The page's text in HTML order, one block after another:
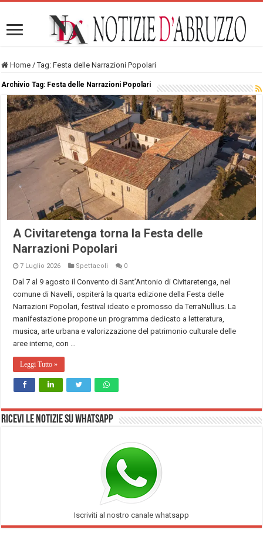
Home / Tag:Festa delle Narrazioni Popolari
Archivio Tag: Festa delle Narrazioni Popolari
A Civitaretenga torna la Festa delle
Narrazioni Popolari
7 Luglio 2026 Spettacoli 0
Dal 7 al 9 agosto il Convento di Sant’Antonio di Civitaretenga, nel
comune di Navelli, ospiterà la quarta edizione della Festa delle
Narrazioni Popolari, festival ideato e promosso da TerraNullius. La
manifestazione propone un programma dedicato a letteratura,
musica, arte urbana e valorizzazione del patrimonio culturale delle
aree interne, con …
Leggi Tutto »
Ricevi le notizie su Whatsapp
Iscriviti al nostro canale whatsapp